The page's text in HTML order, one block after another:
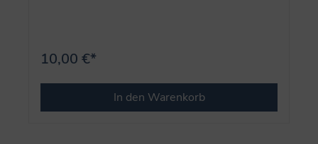
10,00 €*
In den Warenkorb